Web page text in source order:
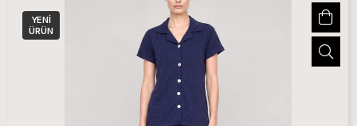
YENI
ÜRÜN